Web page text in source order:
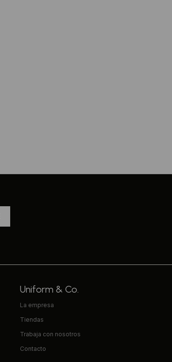
Uniform & Co.
La empresa
Tiendas
Trabaja con nosotros
Contacto